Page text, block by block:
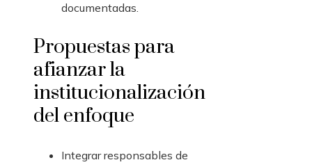
documentadas.
Propuestas para
afianzar la
institucionalización
del enfoque
Integrar responsables de